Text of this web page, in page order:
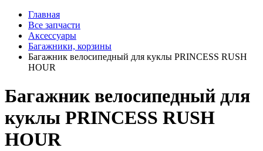
Главная
Все запчасти
Аксессуары
Багажники, корзины
Багажник велосипедный для куклы PRINCESS RUSH
HOUR
Багажник велосипедный для
куклы PRINCESS RUSH
HOUR